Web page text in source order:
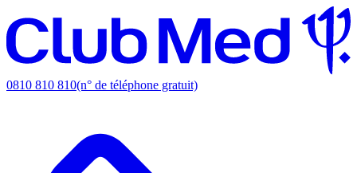
0810 810 810(n° de téléphone gratuit)